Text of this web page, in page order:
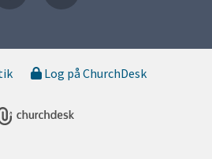
Log på ChurchDesk